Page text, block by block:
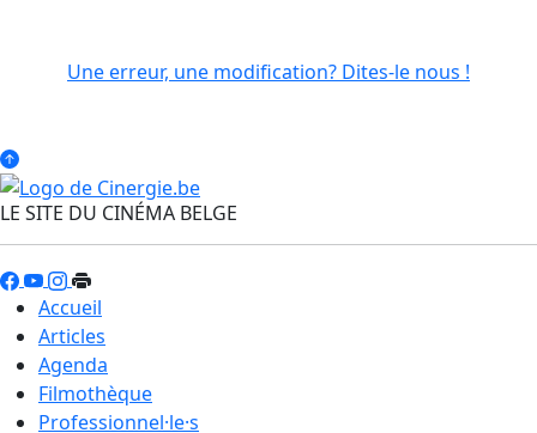
Une erreur, une modification? Dites-le nous !
LE SITE DU CINÉMA BELGE
Accueil
Articles
Agenda
Filmothèque
Professionnel·le·s